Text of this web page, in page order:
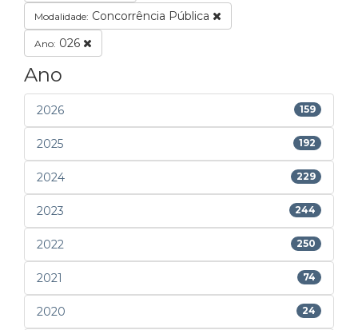
Modalidade: Concorrência Pública
Ano: 026
Ano
2026 159
2025 192
2024 229
2023 244
2022 250
2021 74
2020 24